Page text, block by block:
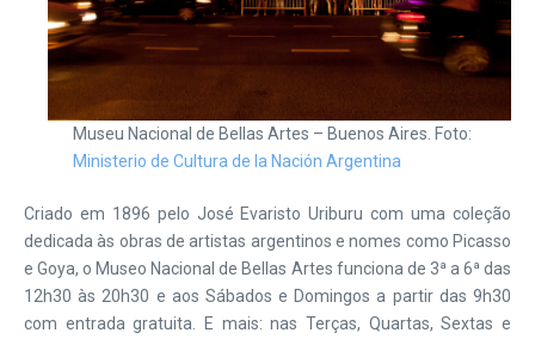
Museu Nacional de Bellas Artes – Buenos Aires. Foto:
Ministerio de Cultura de la Nación Argentina
Criado em 1896 pelo José Evaristo Uriburu com uma coleção
dedicada às obras de artistas argentinos e nomes como Picasso
e Goya, o Museo Nacional de Bellas Artes funciona de 3ª a 6ª das
12h30 às 20h30 e aos Sábados e Domingos a partir das 9h30
com entrada gratuita. E mais: nas Terças, Quartas, Sextas e